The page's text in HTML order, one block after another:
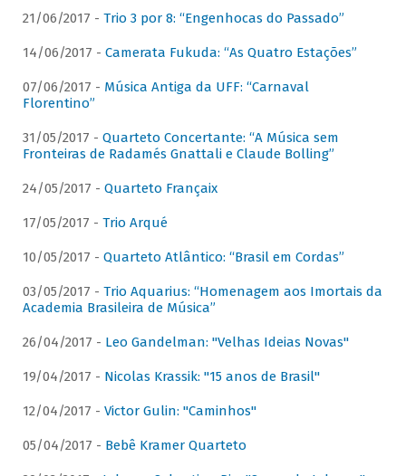
21/06/2017 - Trio 3 por 8: “Engenhocas do Passado”
14/06/2017 - Camerata Fukuda: “As Quatro Estações”
07/06/2017 - Música Antiga da UFF: “Carnaval
Florentino”
31/05/2017 - Quarteto Concertante: “A Música sem
Fronteiras de Radamés Gnattali e Claude Bolling”
24/05/2017 - Quarteto Françaix
17/05/2017 - Trio Arqué
10/05/2017 - Quarteto Atlântico: “Brasil em Cordas”
03/05/2017 - Trio Aquarius: “Homenagem aos Imortais da
Academia Brasileira de Música”
26/04/2017 - Leo Gandelman: "Velhas Ideias Novas"
19/04/2017 - Nicolas Krassik: "15 anos de Brasil"
12/04/2017 - Victor Gulin: "Caminhos"
05/04/2017 - Bebê Kramer Quarteto